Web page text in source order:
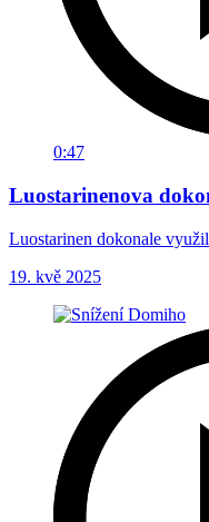
0:47
Luostarinenova
Luostarinen dokonale
19. kvě 2025